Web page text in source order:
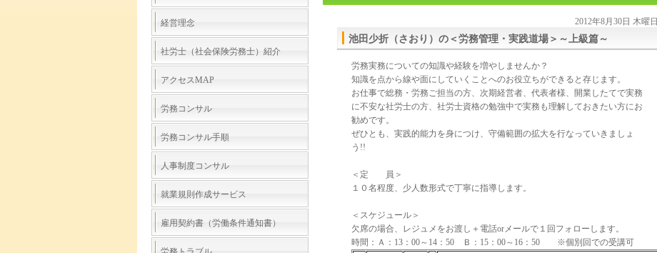
2012年8月30日 木曜日
池田少折（さおり）の＜労務管理・実践道場＞～上級篇～
労務実務についての知識や経験を増やしませんか？
知識を点から線や面にしていくことへのお役立ちができると存じます。
お仕事で総務・労務ご担当の方、次期経営者、代表者様、開業したてで実務
に不安な社労士の方、社労士資格の勉強中で実務も理解しておきたい方にお
勧めです。
ぜひとも、実践的能力を身につけ、守備範囲の拡大を行なっていきましょ
う!!
＜定 員＞
１０名程度、少人数形式で丁寧に指導します。
＜スケジュール＞
欠席の場合、レジュメをお渡し＋電話orメールで１回フォローします。
時間：Ａ：13：00～14：50 Ｂ：15：00～16：50 ※個別回での受講可
経営理念
社労士（社会保険労務士）紹介
アクセスMAP
労務コンサル
労務コンサル手順
人事制度コンサル
就業規則作成サービス
雇用契約書（労働条件通知書）